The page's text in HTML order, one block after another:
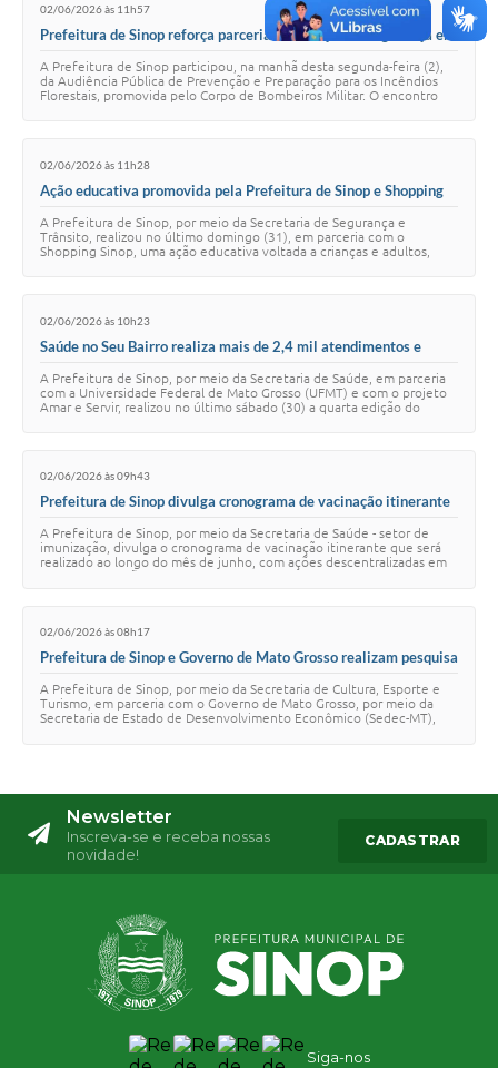
02/06/2026 às 11h57
Prefeitura de Sinop reforça parceria com forças de segurança em
A Prefeitura de Sinop participou, na manhã desta segunda-feira (2),
da Audiência Pública de Prevenção e Preparação para os Incêndios
Florestais, promovida pelo Corpo de Bombeiros Militar. O encontro
02/06/2026 às 11h28
Ação educativa promovida pela Prefeitura de Sinop e Shopping
A Prefeitura de Sinop, por meio da Secretaria de Segurança e
Trânsito, realizou no último domingo (31), em parceria com o
Shopping Sinop, uma ação educativa voltada a crianças e adultos,
02/06/2026 às 10h23
Saúde no Seu Bairro realiza mais de 2,4 mil atendimentos e
A Prefeitura de Sinop, por meio da Secretaria de Saúde, em parceria
com a Universidade Federal de Mato Grosso (UFMT) e com o projeto
Amar e Servir, realizou no último sábado (30) a quarta edição do
02/06/2026 às 09h43
Prefeitura de Sinop divulga cronograma de vacinação itinerante
A Prefeitura de Sinop, por meio da Secretaria de Saúde - setor de
imunização, divulga o cronograma de vacinação itinerante que será
realizado ao longo do mês de junho, com ações descentralizadas em
02/06/2026 às 08h17
Prefeitura de Sinop e Governo de Mato Grosso realizam pesquisa
A Prefeitura de Sinop, por meio da Secretaria de Cultura, Esporte e
Turismo, em parceria com o Governo de Mato Grosso, por meio da
Secretaria de Estado de Desenvolvimento Econômico (Sedec-MT),
Newsletter
Inscreva-se e receba nossas
novidade!
CADASTRAR
Siga-nos